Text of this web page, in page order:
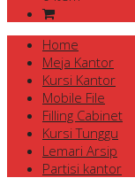
Home
Meja Kantor
Kursi Kantor
Mobile File
Filling Cabinet
Kursi Tunggu
Lemari Arsip
Partisi kantor